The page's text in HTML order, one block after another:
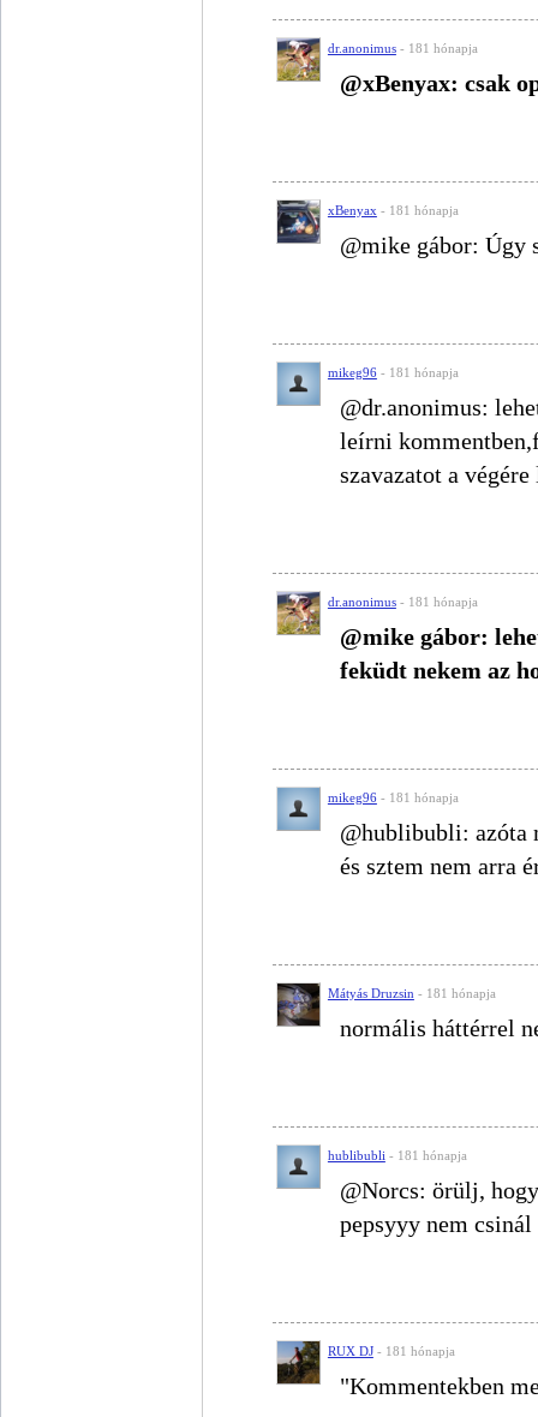
dr.anonimus - 181 hónapja
@xBenyax: csak
xBenyax - 181 hónapja
@mike gábor: Úgy
mikeg96 - 181 hónapja
@dr.anonimus:
leírni
szavazatot a
dr.anonimus - 181 hónapja
@mike gábor:
feküdt nekem az
mikeg96 - 181 hónapja
@hublibubli: azóta
és sztem nem arra
Mátyás Druzsin - 181 hónapja
normális háttérrel
hublibubli - 181 hónapja
@Norcs: örülj,
pepsyyy nem csinál
RUX DJ - 181 hónapja
"Kommentekben